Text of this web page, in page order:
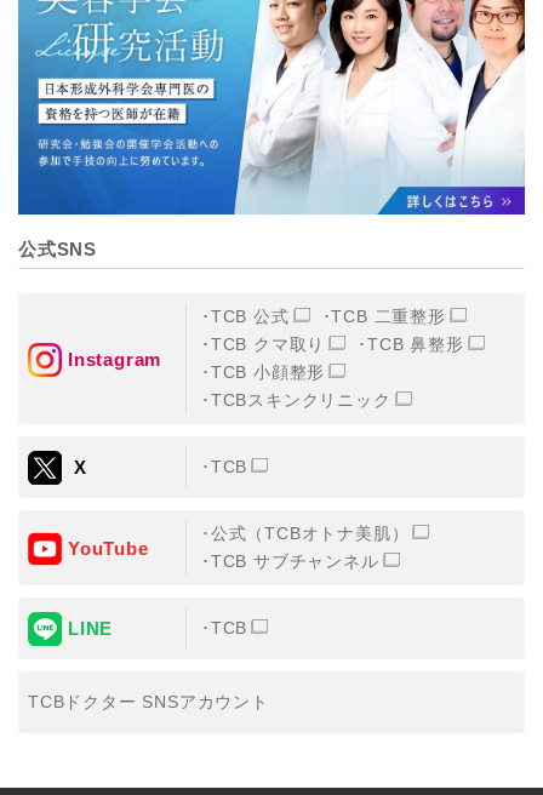
TCBグループは、取り扱う個人情報を、厳正な管理の下
に蓄積・保管し、当該個人情報への不正アクセス・紛
失・破壊・改ざんおよび漏洩等を防止するため、必要か
つ適切な組織的・人的・物理的・技術的防御措置を講じ
ます。
【個人情報の共同利用について】
TCBグループは、【利用目的】達成に必要な範囲で、取
得情報を共同して利用することがあります。
なお、共同利用にあたっては、一般社団法人メディカル
す。
一般社団法人メディカルアライアンス
①共同して利用される情報
②共同して利用する者の範囲
③共同利用する者の利用目的
【外部委託について】
おいて、取得情報の取扱いの全部または一部を外部の業
務委託先に委託することがあります。取得情報の取り扱
公式SNS
Instagram
TCB 公式
TCB 二重整形
TCB クマ取り
TCB 鼻整形
TCB 小顔整形
TCBスキンクリニック
X TCB
YouTube
公式（TCBオトナ美肌）
TCB サブチャンネル
LINE TCB
TCBドクター SNSアカウント